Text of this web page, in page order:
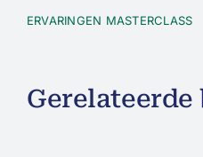
ERVARINGEN MASTERCLASS